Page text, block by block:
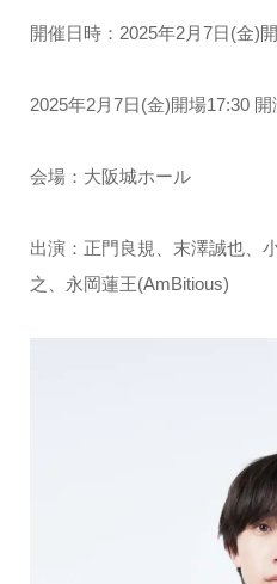
開催日時：2025年2月7日(金)
2025年2月7日(金)開場17:30 開
会場：大阪城ホール
出演：正門良規、末澤誠也、
之、永岡蓮王(AmBitious)